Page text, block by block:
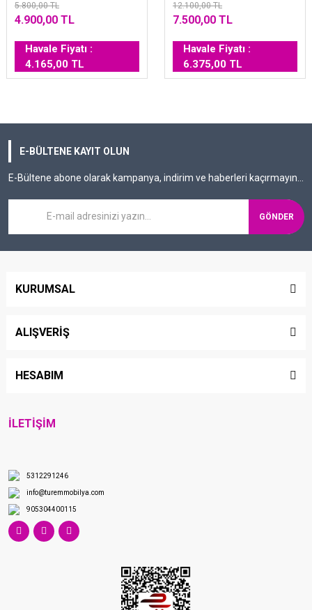
5.800,00 TL
4.900,00 TL
Havale Fiyatı :
4.165,00 TL
12.100,00 TL
7.500,00 TL
Havale Fiyatı :
6.375,00 TL
E-BÜLTENE KAYIT OLUN
E-Bültene abone olarak kampanya, indirim ve haberleri kaçırmayın...
GÖNDER
KURUMSAL
ALIŞVERİŞ
HESABIM
İLETİŞİM
5312291246
info@turemmobilya.com
905304400115